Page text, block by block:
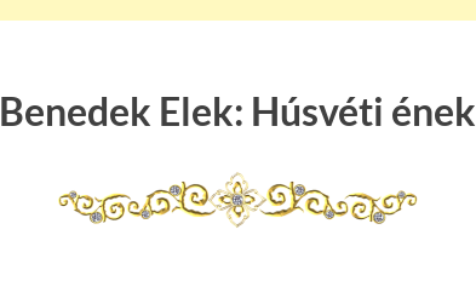
Benedek Elek: Húsvéti ének